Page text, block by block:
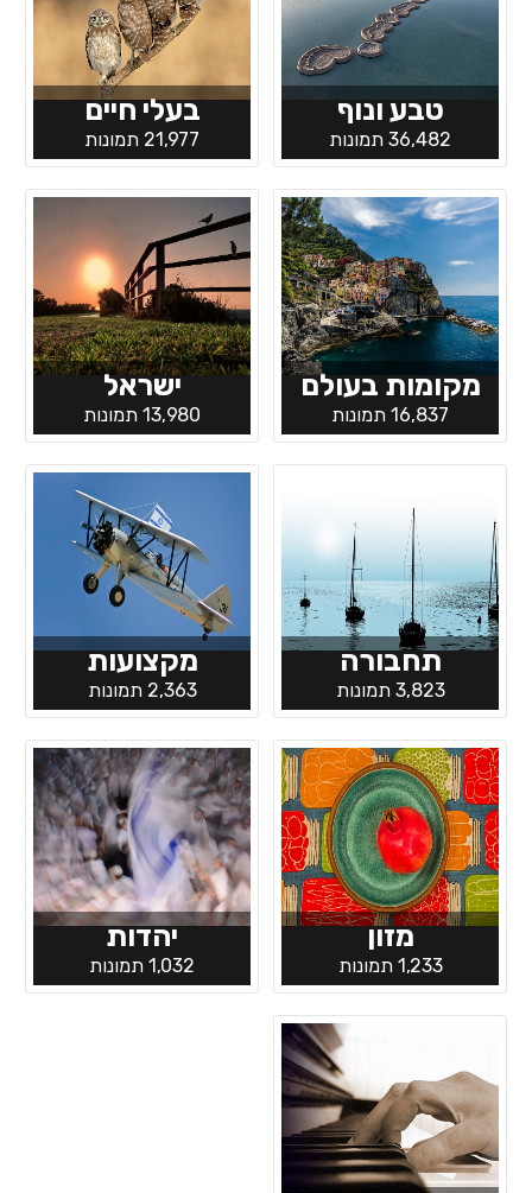
טבע ונוף
36,482 תמונות
בעלי חיים
21,977 תמונות
מקומות בעולם
16,837 תמונות
ישראל
13,980 תמונות
תחבורה
3,823 תמונות
מקצועות
2,363 תמונות
מזון
1,233 תמונות
יהדות
1,032 תמונות